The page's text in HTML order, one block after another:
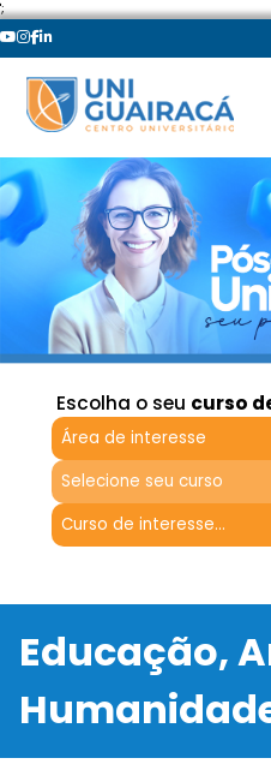
';
Escolha o seu curso
Área de interesse
Selecione seu curso
Educação,